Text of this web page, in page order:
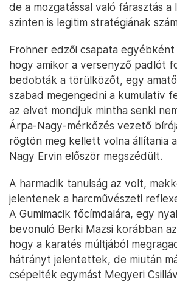
de a mozgatással való fárasztás a
szinten is legitim stratégiának
Frohner edzői csapata
hogy amikor a versenyző padlót
bedobták a törülközőt, egy
szabad megengedni a kumulatív
az elvet mondjuk mintha senki
Árpa-Nagy-mérkőzés vezető
rögtön meg kellett volna állítania
Nagy Ervin először megszédült.
A harmadik tanulság az volt,
jelentenek a harcművészeti
A Gumimacik főcímdalára, egy
bevonuló Berki Mazsi korábban
hogy a karatés múltjából
hátrányt jelentettek, de miután
csépelték egymást Megyeri